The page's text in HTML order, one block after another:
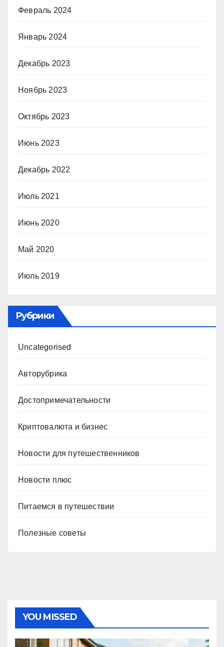
Февраль 2024
Январь 2024
Декабрь 2023
Ноябрь 2023
Октябрь 2023
Июнь 2023
Декабрь 2022
Июль 2021
Июнь 2020
Май 2020
Июль 2019
Рубрики
Uncategorised
Авторубрика
Достопримечательности
Криптовалюта и бизнес
Новости для путешественников
Новости плюс
Питаемся в путешествии
Полезные советы
YOU MISSED